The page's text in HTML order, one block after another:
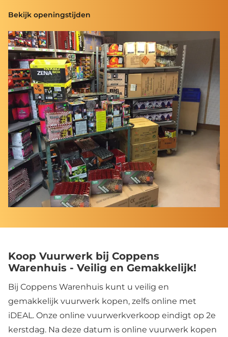
Bekijk openingstijden
Koop Vuurwerk bij Coppens
Warenhuis - Veilig en Gemakkelijk!
Bij Coppens Warenhuis kunt u veilig en
gemakkelijk vuurwerk kopen, zelfs online met
iDEAL. Onze online vuurwerkverkoop eindigt op 2e
kerstdag. Na deze datum is online vuurwerk kopen